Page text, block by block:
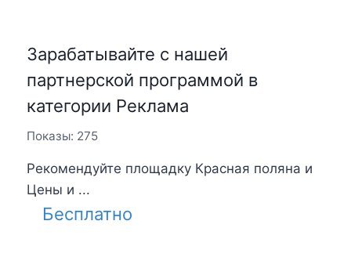
Зарабатывайте с нашей
партнерской программой в
категории Реклама
Показы: 275
Рекомендуйте площадку Красная поляна и
Цены и ...
Бесплатно